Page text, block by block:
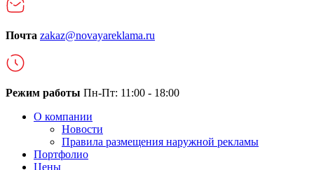
Почта zakaz@novayareklama.ru
Режим работы Пн-Пт: 11:00 - 18:00
О компании
Новости
Правила размещения наружной рекламы
Портфолио
Цены